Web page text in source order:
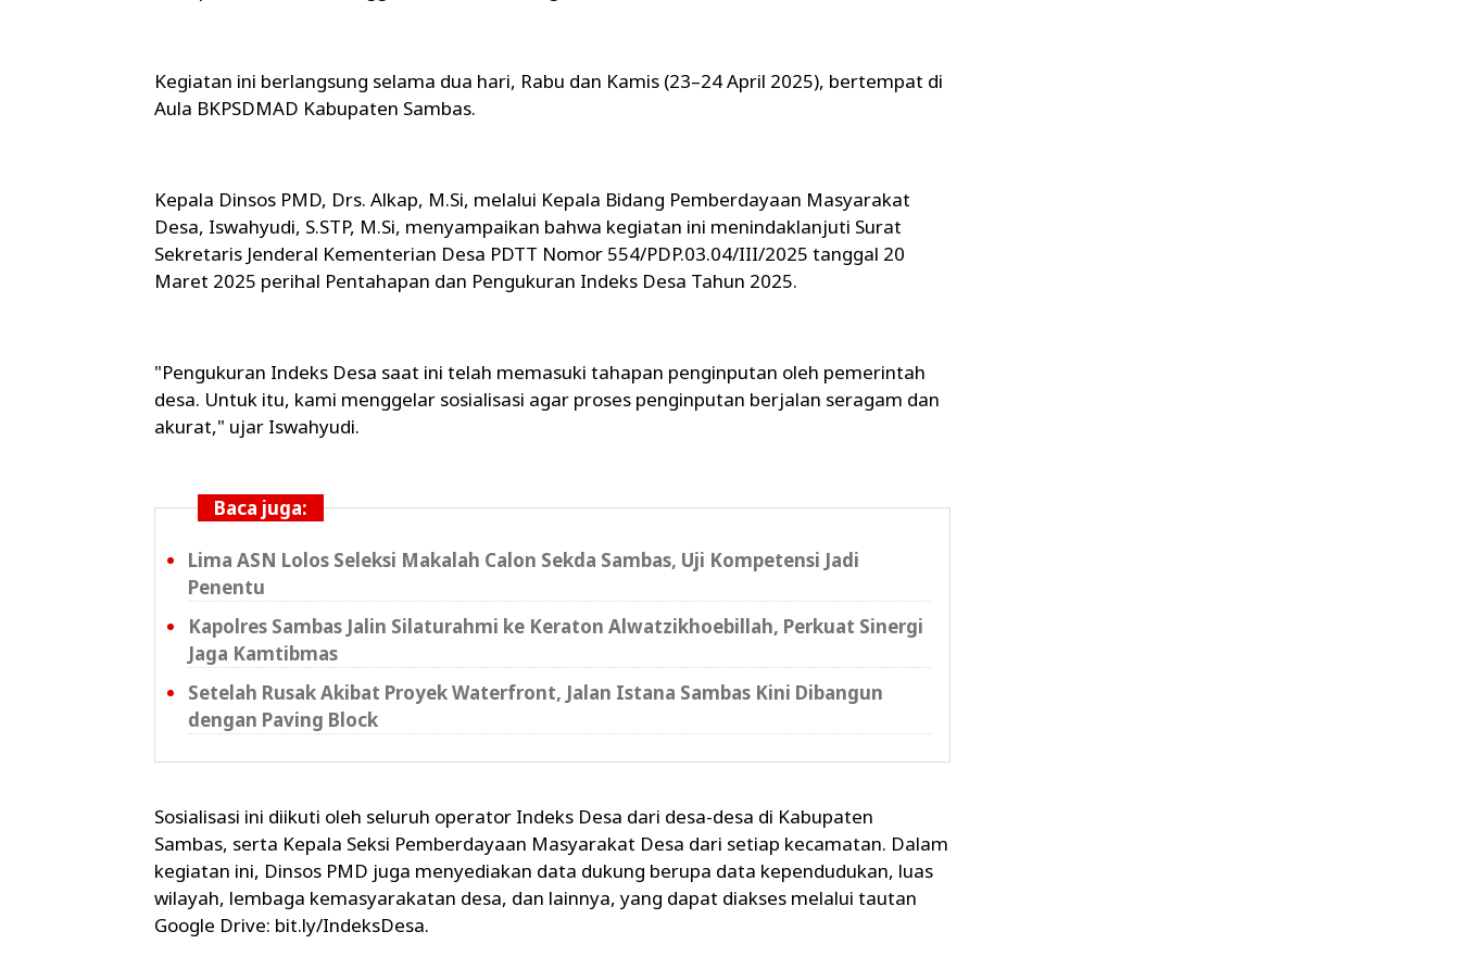
Kegiatan ini berlangsung selama dua hari, Rabu dan Kamis (23–24 April 2025), bertempat di
Aula BKPSDMAD Kabupaten Sambas.
Kepala Dinsos PMD, Drs. Alkap, M.Si, melalui Kepala Bidang Pemberdayaan Masyarakat
Desa, Iswahyudi, S.STP, M.Si, menyampaikan bahwa kegiatan ini menindaklanjuti Surat
Sekretaris Jenderal Kementerian Desa PDTT Nomor 554/PDP.03.04/III/2025 tanggal 20
Maret 2025 perihal Pentahapan dan Pengukuran Indeks Desa Tahun 2025.
"Pengukuran Indeks Desa saat ini telah memasuki tahapan penginputan oleh pemerintah
desa. Untuk itu, kami menggelar sosialisasi agar proses penginputan berjalan seragam dan
akurat," ujar Iswahyudi.
Baca juga:
Lima ASN Lolos Seleksi Makalah Calon Sekda Sambas, Uji Kompetensi Jadi
Penentu
Kapolres Sambas Jalin Silaturahmi ke Keraton Alwatzikhoebillah, Perkuat Sinergi
Jaga Kamtibmas
Setelah Rusak Akibat Proyek Waterfront, Jalan Istana Sambas Kini Dibangun
dengan Paving Block
Sosialisasi ini diikuti oleh seluruh operator Indeks Desa dari desa-desa di Kabupaten
Sambas, serta Kepala Seksi Pemberdayaan Masyarakat Desa dari setiap kecamatan. Dalam
kegiatan ini, Dinsos PMD juga menyediakan data dukung berupa data kependudukan, luas
wilayah, lembaga kemasyarakatan desa, dan lainnya, yang dapat diakses melalui tautan
Google Drive: bit.ly/IndeksDesa.